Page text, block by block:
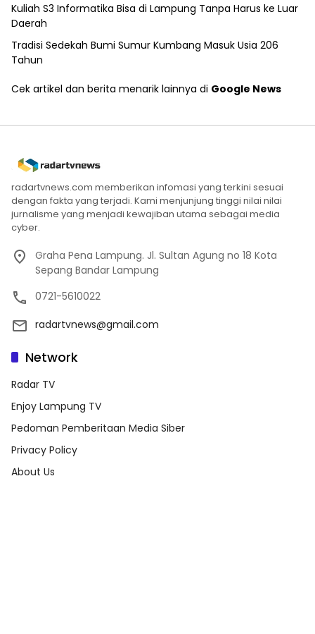
Kuliah S3 Informatika Bisa di Lampung Tanpa Harus ke Luar
Daerah
Tradisi Sedekah Bumi Sumur Kumbang Masuk Usia 206
Tahun
Cek artikel dan berita menarik lainnya di Google News
radartvnews.com memberikan infomasi yang terkini sesuai
dengan fakta yang terjadi. Kami menjunjung tinggi nilai nilai
jurnalisme yang menjadi kewajiban utama sebagai media
cyber.
Graha Pena Lampung. Jl. Sultan Agung no 18 Kota
Sepang Bandar Lampung
0721-5610022
radartvnews@gmail.com
Network
Radar TV
Enjoy Lampung TV
Pedoman Pemberitaan Media Siber
Privacy Policy
About Us